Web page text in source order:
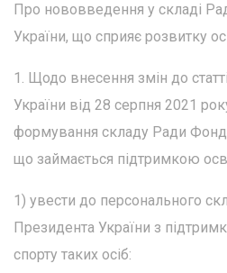
Про нововведення у складі
України, що сприяє розвитку
1. Щодо внесення змін до
України від 28 серпня 2021
формування складу Ради
що займається підтримкою
1) увести до персонального
Президента України з
спорту таких осіб: